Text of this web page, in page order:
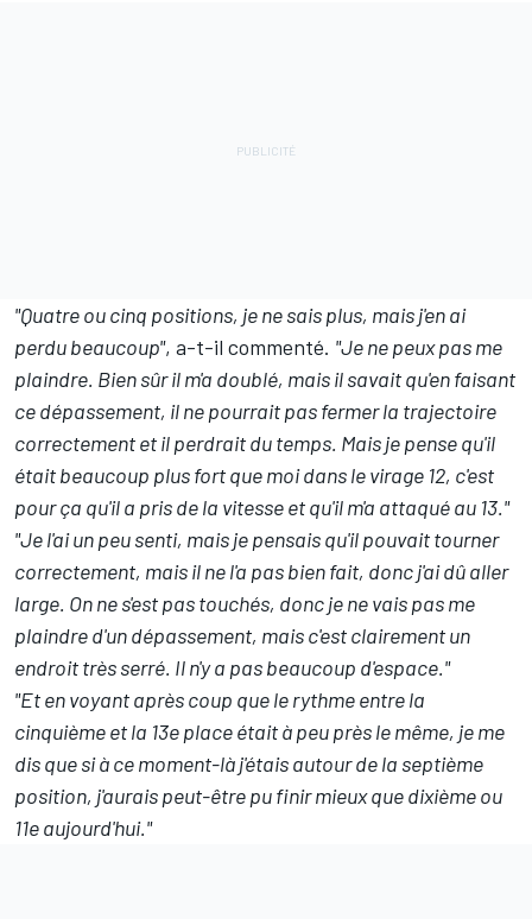
"Quatre ou cinq positions, je ne sais plus, mais j'en ai
perdu beaucoup", a-t-il commenté. "Je ne peux pas me
plaindre. Bien sûr il m'a doublé, mais il savait qu'en faisant
ce dépassement, il ne pourrait pas fermer la trajectoire
correctement et il perdrait du temps. Mais je pense qu'il
était beaucoup plus fort que moi dans le virage 12, c'est
pour ça qu'il a pris de la vitesse et qu'il m'a attaqué au 13."
"Je l'ai un peu senti, mais je pensais qu'il pouvait tourner
correctement, mais il ne l'a pas bien fait, donc j'ai dû aller
large. On ne s'est pas touchés, donc je ne vais pas me
plaindre d'un dépassement, mais c'est clairement un
endroit très serré. Il n'y a pas beaucoup d'espace."
"Et en voyant après coup que le rythme entre la
cinquième et la 13e place était à peu près le même, je me
dis que si à ce moment-là j'étais autour de la septième
position, j'aurais peut-être pu finir mieux que dixième ou
11e aujourd'hui."